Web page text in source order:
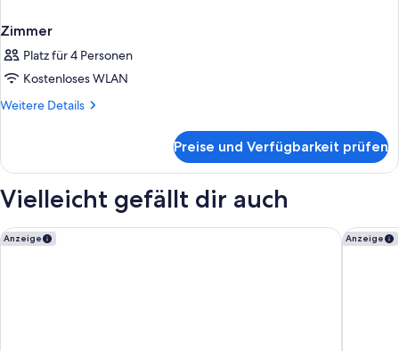
Zimmer
Platz für 4 Personen
Kostenloses WLAN
Weitere Details
Weitere
Preise und Verfügbarkeit prüfen
Vielleicht gefällt dir auch
Anzeige
Ruby Lissi Hotel Vienna by IHG Anzeige
Miiro